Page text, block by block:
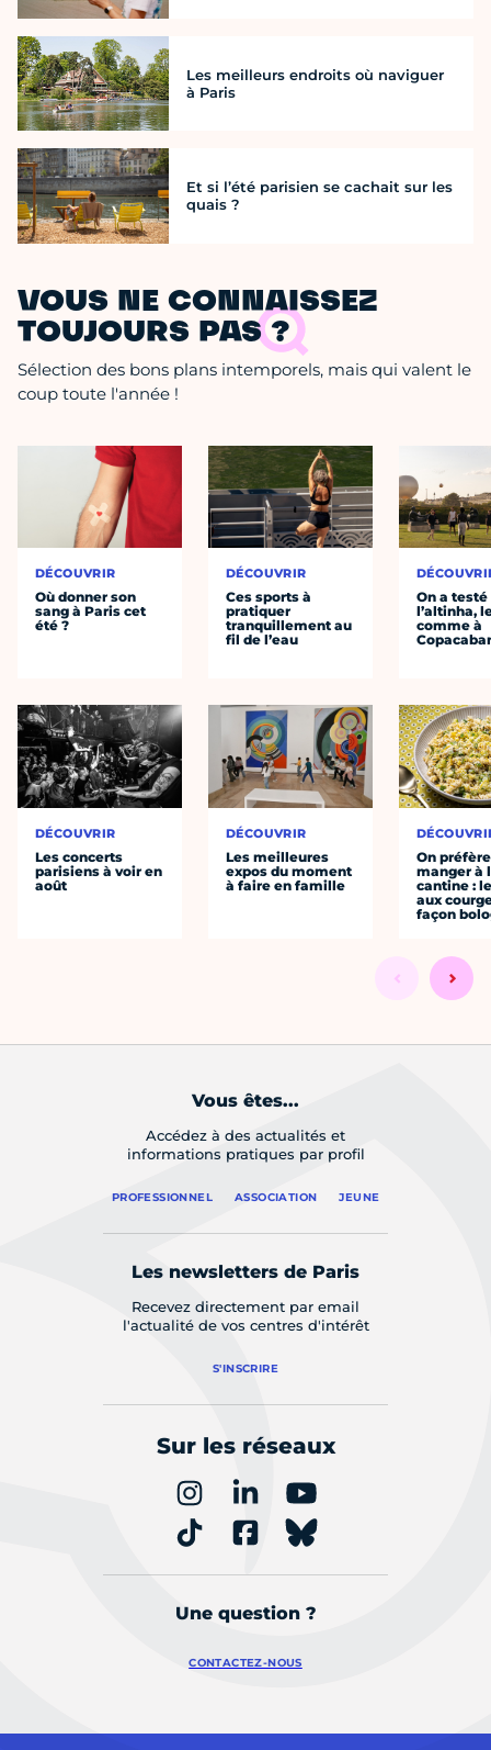
Les meilleurs endroits où naviguer
à Paris
Et si l’été parisien se cachait sur les
quais ?
VOUS NE CONNAISSEZ
TOUJOURS PAS ?
Sélection des bons plans intemporels, mais qui valent le
coup toute l'année !
DÉCOUVRIR
Où donner son
sang à Paris cet
été ?
DÉCOUVRIR
Les concerts
parisiens à voir en
août
DÉCOUVRIR
Ces sports à
pratiquer
tranquillement au
fil de l’eau
DÉCOUVRIR
Les meilleures
expos du moment
à faire en famille
On a testé
l’altinha,
comme à
On préfère
manger à
cantine :
aux
façon
Vous êtes...
Accédez à des actualités et
informations pratiques par profil
PROFESSIONNEL ASSOCIATION JEUNE
Les newsletters de Paris
Recevez directement par email
l'actualité de vos centres d'intérêt
S'INSCRIRE
Sur les réseaux
Une question ?
CONTACTEZ-NOUS